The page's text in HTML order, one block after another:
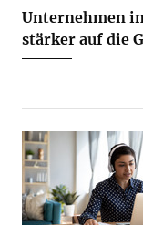
Unternehmen
stärker auf die